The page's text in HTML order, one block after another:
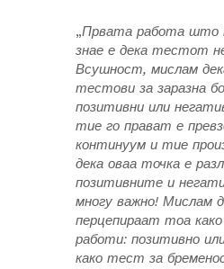
„Првата работа што
знае е дека тестот
Всушност, мислам
тестови за заразна
позитивни или
тие го прават е
континуум и тие
дека оваа точка е
позитивните и
многу важно! Мислам
перцепираат тоа
работи: позитивно
како тест за